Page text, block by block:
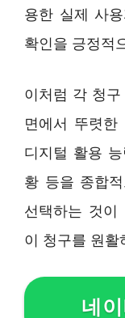
용한 실제 사
확인을 긍정적
이처럼 각 청
면에서 뚜렷한
디지털 활용
황 등을 종합
선택하는 것이
이 청구를 원활
네